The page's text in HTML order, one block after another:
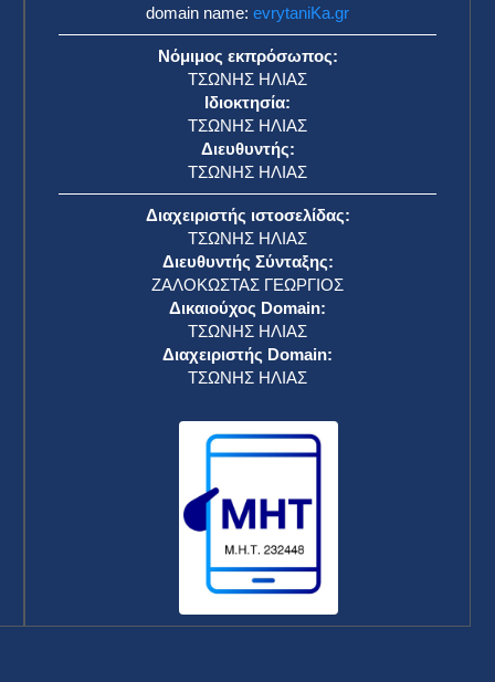
domain name: evrytaniKa.gr
Νόμιμος εκπρόσωπος:
ΤΣΩΝΗΣ ΗΛΙΑΣ
Ιδιοκτησία:
ΤΣΩΝΗΣ ΗΛΙΑΣ
Διευθυντής:
ΤΣΩΝΗΣ ΗΛΙΑΣ
Διαχειριστής ιστοσελίδας:
ΤΣΩΝΗΣ ΗΛΙΑΣ
Διευθυντής Σύνταξης:
ΖΑΛΟΚΩΣΤΑΣ ΓΕΩΡΓΙΟΣ
Δικαιούχος Domain:
ΤΣΩΝΗΣ ΗΛΙΑΣ
Διαχειριστής Domain:
ΤΣΩΝΗΣ ΗΛΙΑΣ